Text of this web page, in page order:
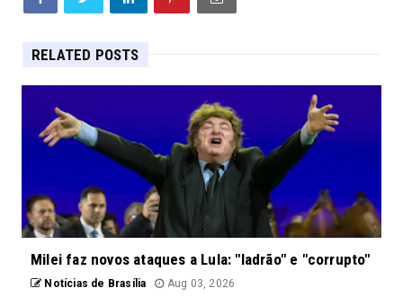
RELATED POSTS
Milei faz novos ataques a Lula: "ladrão" e "corrupto"
Notícias de Brasília Aug 03, 2026